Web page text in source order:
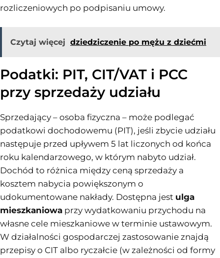
rozliczeniowych po podpisaniu umowy.
Czytaj więcej dziedziczenie po mężu z dziećmi
Podatki: PIT, CIT/VAT i PCC
przy sprzedaży udziału
Sprzedający – osoba fizyczna – może podlegać
podatkowi dochodowemu (PIT), jeśli zbycie udziału
następuje przed upływem 5 lat liczonych od końca
roku kalendarzowego, w którym nabyto udział.
Dochód to różnica między ceną sprzedaży a
kosztem nabycia powiększonym o
udokumentowane nakłady. Dostępna jest ulga
mieszkaniowa przy wydatkowaniu przychodu na
własne cele mieszkaniowe w terminie ustawowym.
W działalności gospodarczej zastosowanie znajdą
przepisy o CIT albo ryczałcie (w zależności od formy